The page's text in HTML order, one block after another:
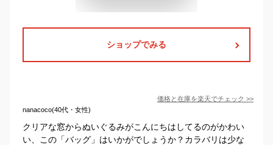
ショップでみる
価格と在庫を楽天でチェック >>
nanacoco(40代・女性)
クリアな窓からぬいぐるみがこんにちはしてるのがかわい
い、この「バッグ」はいかがでしょうか？カラバリは少な